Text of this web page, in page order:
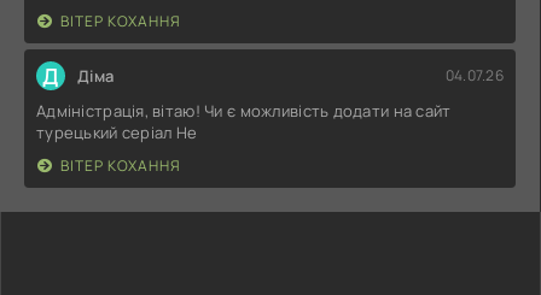
ВІТЕР КОХАННЯ
Д Діма 04.07.26
Адміністрація, вітаю! Чи є можливість додати на сайт
турецький серіал Не
ВІТЕР КОХАННЯ